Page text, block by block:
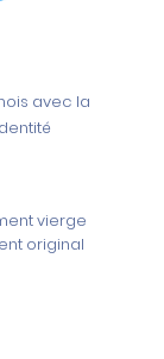
avec la
vierge
original